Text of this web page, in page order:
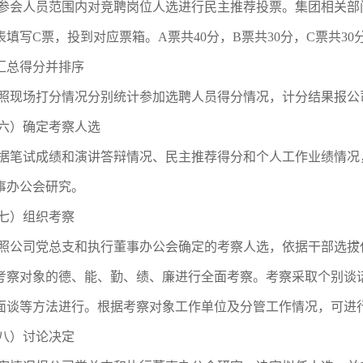
会人员范围内对竞聘岗位人选进行民主推荐投票。集团相关
填写C票，投到对应票箱。A票共40分，B票共30分，C票共30
总得分并排序
现场打分情况分别统计参加选聘人员得分情况，计分结果报
）确定考察人选
笔试成绩和演讲答辩情况、民主推荐得分和个人工作业绩情
办公会研究。
）组织考察
公司党总支和执行董事办公会确定的考察人选，依据干部选
察对象的德、能、勤、绩、廉进行全面考察。考察采取个别
谈等方法进行。根据考察对象工作单位及分管工作情况，可进
）讨论决定